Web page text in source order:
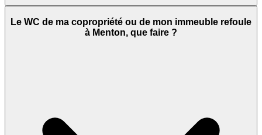
Le WC de ma copropriété ou de mon immeuble refoule
à Menton, que faire ?